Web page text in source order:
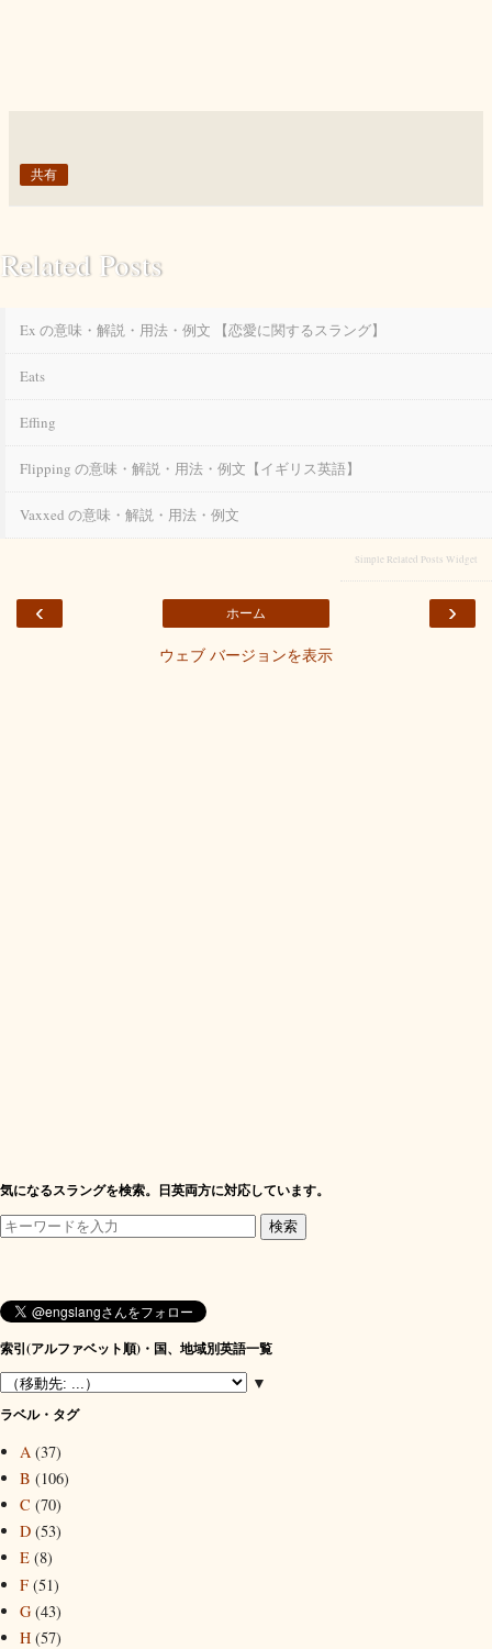
共有
Related Posts
Ex の意味・解説・用法・例文 【恋愛に関するスラング】
Eats
Effing
Flipping の意味・解説・用法・例文【イギリス英語】
Vaxxed の意味・解説・用法・例文
Simple Related Posts Widget
‹ ›
ホーム
ウェブ バージョンを表示
気になるスラングを検索。日英両方に対応しています。
索引(アルファベット順)・国、地域別英語一覧
▼
ラベル・タグ
A (37)
B (106)
C (70)
D (53)
E (8)
F (51)
G (43)
H (57)